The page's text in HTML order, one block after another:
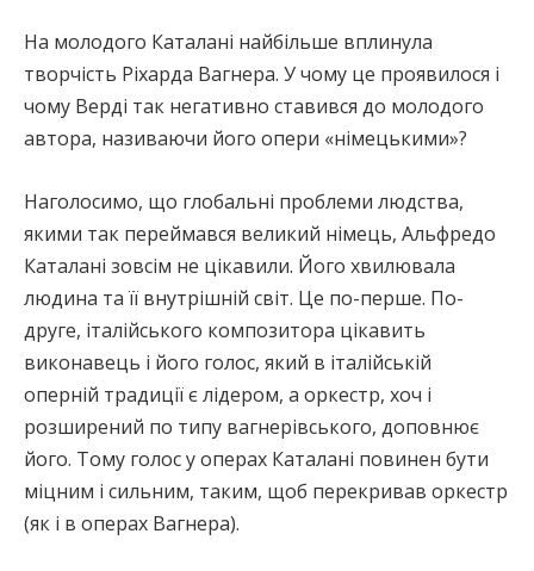
На молодого Каталані найбільше вплинула
творчість Ріхарда Вагнера. У чому це проявилося і
чому Верді так негативно ставився до молодого
автора, називаючи його опери «німецькими»?
Наголосимо, що глобальні проблеми людства,
якими так переймався великий німець, Альфредо
Каталані зовсім не цікавили. Його хвилювала
людина та її внутрішній світ. Це по-перше. По-
друге, італійського композитора цікавить
виконавець і його голос, який в італійській
оперній традиції є лідером, а оркестр, хоч і
розширений по типу вагнерівського, доповнює
його. Тому голос у операх Каталані повинен бути
міцним і сильним, таким, щоб перекривав оркестр
(як і в операх Вагнера).